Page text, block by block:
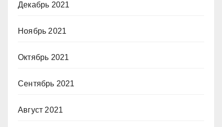
Декабрь 2021
Ноябрь 2021
Октябрь 2021
Сентябрь 2021
Август 2021